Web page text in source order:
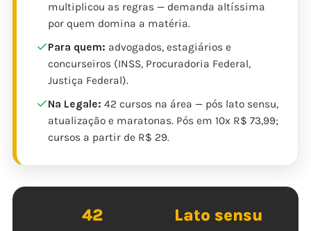
multiplicou as regras — demanda altíssima
por quem domina a matéria.
Para quem: advogados, estagiários e
concurseiros (INSS, Procuradoria Federal,
Justiça Federal).
Na Legale: 42 cursos na área — pós lato sensu,
atualização e maratonas. Pós em 10x R$ 73,99;
cursos a partir de R$ 29.
42 Lato sensu